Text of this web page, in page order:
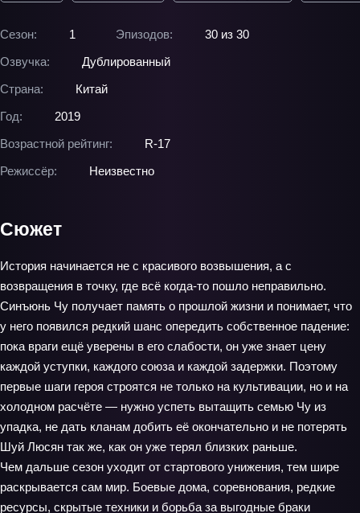
Сезон: 1 Эпизодов:
30 из 30
Озвучка:
Дублированный
Страна:
Китай
Год:
2019
Возрастной рейтинг:
R-17
Режиссёр:
Неизвестно
Сюжет
История начинается не с красивого возвышения, а с
возвращения в точку, где всё когда-то пошло неправильно.
Синъюнь Чу получает память о прошлой жизни и понимает, что
у него появился редкий шанс опередить собственное падение:
пока враги ещё уверены в его слабости, он уже знает цену
каждой уступки, каждого союза и каждой задержки. Поэтому
первые шаги героя строятся не только на культивации, но и на
холодном расчёте — нужно успеть вытащить семью Чу из
упадка, не дать кланам добить её окончательно и не потерять
Шуй Люсян так же, как он уже терял близких раньше.
Чем дальше сезон уходит от стартового унижения, тем шире
раскрывается сам мир. Боевые дома, соревнования, редкие
ресурсы, скрытые техники и борьба за выгодные браки